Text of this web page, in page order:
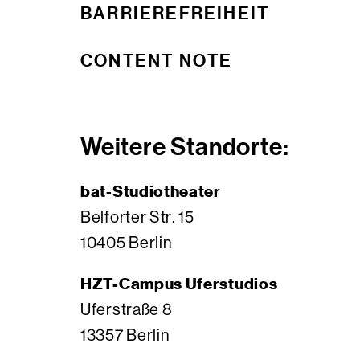
BARRIEREFREIHEIT
CONTENT NOTE
Weitere Standorte:
bat-Studiotheater
Belforter Str. 15
10405 Berlin
HZT-Campus Uferstudios
Uferstraße 8
13357 Berlin